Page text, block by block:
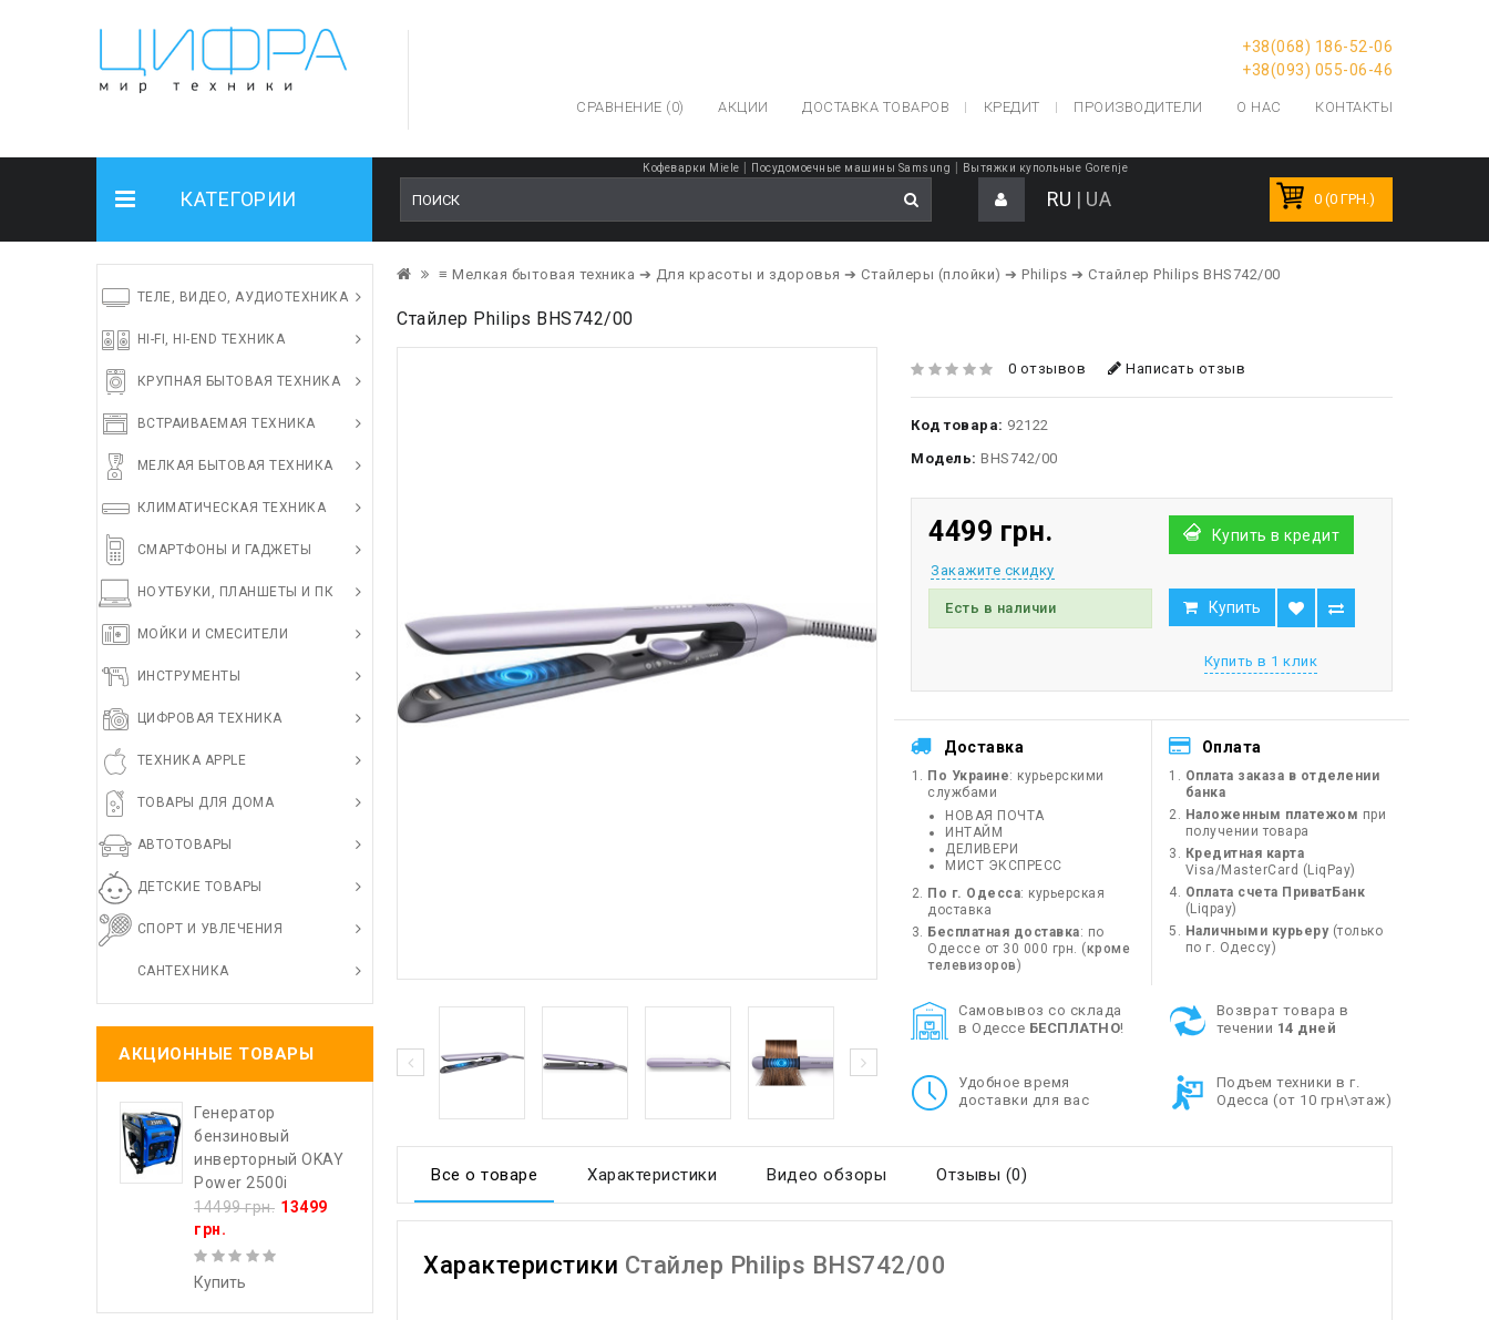
+38(068) 186-52-06
+38(093) 055-06-46
СРАВНЕНИЕ (0) АКЦИИ ДОСТАВКА ТОВАРОВ КРЕДИТ ПРОИЗВОДИТЕЛИ О НАС КОНТАКТЫ
КАТЕГОРИИ
Кофеварки Miele Посудомоечные машины Samsung Вытяжки купольные Gorenje
RU | UA 0 (0 ГРН.)
ТЕЛЕ, ВИДЕО, АУДИОТЕХНИКА
HI-FI, HI-END ТЕХНИКА
КРУПНАЯ БЫТОВАЯ ТЕХНИКА
ВСТРАИВАЕМАЯ ТЕХНИКА
МЕЛКАЯ БЫТОВАЯ ТЕХНИКА
КЛИМАТИЧЕСКАЯ ТЕХНИКА
СМАРТФОНЫ И ГАДЖЕТЫ
НОУТБУКИ, ПЛАНШЕТЫ И ПК
МОЙКИ И СМЕСИТЕЛИ
ИНСТРУМЕНТЫ
ЦИФРОВАЯ ТЕХНИКА
ТЕХНИКА APPLE
ТОВАРЫ ДЛЯ ДОМА
АВТОТОВАРЫ
ДЕТСКИЕ ТОВАРЫ
СПОРТ И УВЛЕЧЕНИЯ
САНТЕХНИКА
АКЦИОННЫЕ ТОВАРЫ
Генератор
бензиновый
инверторный OKAY
Power 2500i
14499 грн. 13499
грн.
Купить
≡ Мелкая бытовая техника ➔ Для красоты и здоровья ➔ Стайлеры (плойки) ➔ Philips ➔ Стайлер Philips BHS742/00
Стайлер Philips BHS742/00
0 отзывов Написать отзыв
Код товара: 92122
Модель: BHS742/00
4499 грн.
Закажите скидку
Купить в кредит
Есть в наличии Купить
Купить в 1 клик
Доставка
По Украине: курьерскими
службами
НОВАЯ ПОЧТА
ИНТАЙМ
ДЕЛИВЕРИ
МИСТ ЭКСПРЕСС
По г. Одесса: курьерская
доставка
Бесплатная доставка: по
Одессе от 30 000 грн. (кроме
телевизоров)
Оплата
Оплата заказа в отделении
банка
Наложенным платежом при
получении товара
Кредитная карта
Visa/MasterCard (LiqPay)
Оплата счета ПриватБанк
(Liqpay)
Наличными курьеру(только
по г. Одессу)
Cамовывоз со склада
в Одессе БЕСПЛАТНО!
Возврат товара в
течении 14 дней
Удобное время
доставки для вас
Подъем техники в г.
Одесса (от 10 грн\этаж)
Все о товаре Характеристики Видео обзоры Отзывы (0)
Характеристики Стайлер Philips BHS742/00